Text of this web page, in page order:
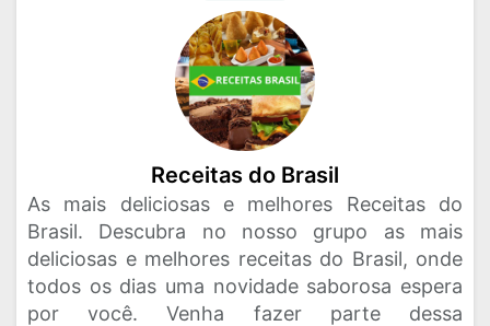
Receitas do Brasil
As mais deliciosas e melhores Receitas do
Brasil. Descubra no nosso grupo as mais
deliciosas e melhores receitas do Brasil, onde
todos os dias uma novidade saborosa espera
por você. Venha fazer parte dessa